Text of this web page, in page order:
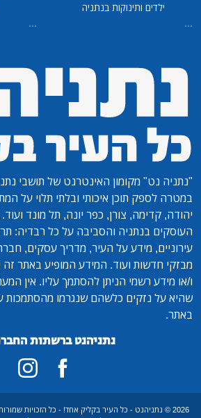
ילדים ותינוקות בנתניה
...
...
"נתניה נט" מקומון האינטרנט של תושבי
במטרה לספק תוכן איכותי ובלתי תלוי על
יהודה, קדימה, צורן, כפר יונה, תל מונד
העוסקים בנתניה והסביבה על כל רבדיה:
עירוניים, מידע על העיר, מדריך עסקים,
מבזקי חדשות ועוד. המידע המופיע באתר זה
ו/או מידע רשמי הניתן להסתמך עליו. אין
שהיא על נזקים כלשהם שנגרמו מהסתמכות
באתר.
נתניהנט ברשתות
2026 © נתניהנט - כל העיר בקליק אחד! - כל הזכויות